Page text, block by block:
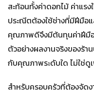
สะท้อนทั้งค่าดอกไม้ ค่าแร
ประณีตต้องใช้ช่างที่มีฝีมือแ
คุณภาพดีจึงมีต้นทุนค่าฝีมือ
ตัวอย่างผลงานจริงของร้า
กับคุณภาพระดับใด ไม่ใช่ดู
สำหรับครอบครัวที่ต้องจัด